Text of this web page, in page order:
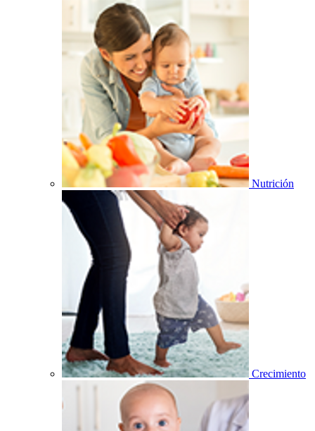
Nutrición
Crecimiento